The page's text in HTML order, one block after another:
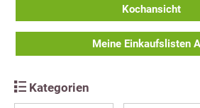
Kochansicht
Meine Einkaufslisten
Kategorien